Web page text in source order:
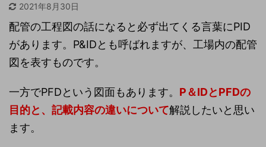
2021年8月30日
配管の工程図の話になると必ず出てくる言葉にPID
があります。P&IDとも呼ばれますが、工場内の配管
図を表すものです。
一方でPFDという図面もあります。 P＆IDとPFDの
目的と、記載内容の違いについて解説したいと思い
ます。